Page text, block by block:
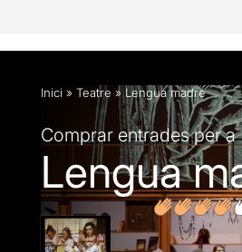
Inici » Teatre »Lengua madre
Comprar entrades per a
Lengua